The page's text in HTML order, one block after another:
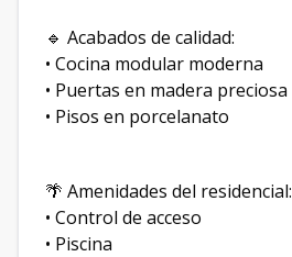
🔹 Acabados de calidad:
• Cocina modular moderna
• Puertas en madera preciosa
• Pisos en porcelanato
🌴 Amenidades del residencial:
• Control de acceso
• Piscina